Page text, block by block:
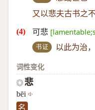
又以悲夫古书之
可悲
书证 以此为治
词性变化
◎ 悲
bēi
名